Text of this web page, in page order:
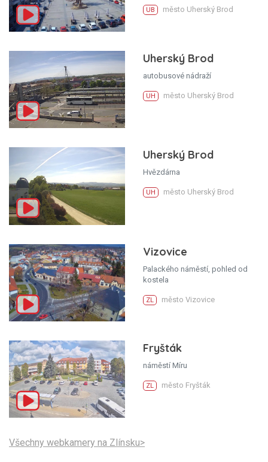
UB město Uherský Brod
Uherský Brod
autobusové nádraží
UH město Uherský Brod
Uherský Brod
Hvězdárna
UH město Uherský Brod
Vizovice
Palackého náměstí, pohled od
kostela
ZL město Vizovice
Fryšták
náměstí Míru
ZL město Fryšták
Všechny webkamery na Zlínsku>